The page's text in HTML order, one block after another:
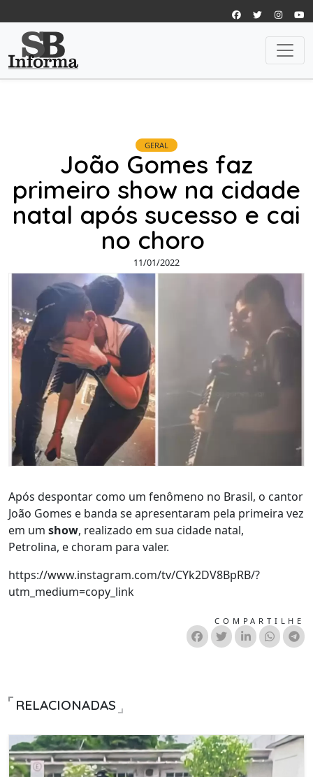
GERAL
João Gomes faz
primeiro show na cidade
natal após sucesso e cai
no choro
11/01/2022
Após despontar como um fenômeno no Brasil, o cantor
João Gomes e banda se apresentaram pela primeira vez
em um show, realizado em sua cidade natal,
Petrolina, e choram para valer.
https://www.instagram.com/tv/CYk2DV8BpRB/?
utm_medium=copy_link
COMPARTILHE
RELACIONADAS